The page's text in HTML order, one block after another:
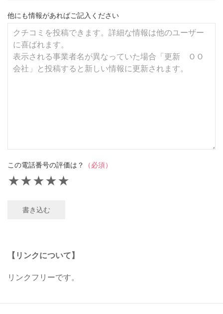
他にも情報があればご記入ください
この電話番号の評価は？ （必須）
★
★
★
★
★
書き込む
【リンクについて】
リンクフリーです。